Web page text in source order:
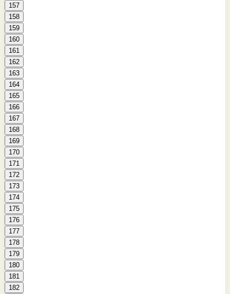
157
158
159
160
161
162
163
164
165
166
167
168
169
170
171
172
173
174
175
176
177
178
179
180
181
182